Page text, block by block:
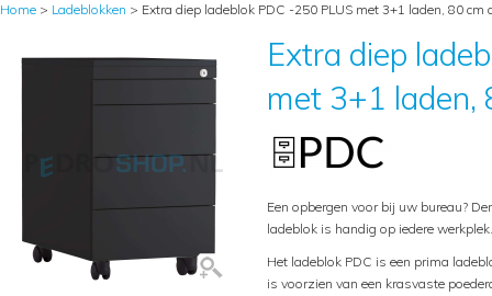
Home > Ladeblokken > Extra diep ladeblok PDC -250 PLUS met 3+1 laden, 80 cm
Extra diep
met 3+1 laden,
Een opbergen voor bij uw bureau?
ladeblok is handig op iedere werkplek.
Het ladeblok PDC is een prima
is voorzien van een krasvaste